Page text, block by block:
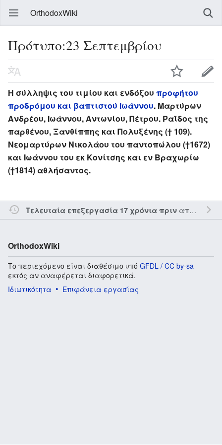
OrthodoxWiki
Πρότυπο:23 Σεπτεμβρίου
Η σύλληψις του τιμίου και ενδόξου προφήτου
προδρόμου και βαπτιστού Ιωάννου. Μαρτύρων
Ανδρέου, Ιωάννου, Αντωνίου, Πέτρου. Ραΐδος της
παρθένου, Ξανθίππης και Πολυξένης († 109).
Νεομαρτύρων Νικολάου του παντοπώλου (†1672)
και Ιωάννου του εκ Κονίτσης και εν Βραχωρίω
(†1814) αθλήσαντος.
Τελευταία επεξεργασία 17 χρόνια πριναπό τον την
OrthodoxWiki
Το περιεχόμενο είναι διαθέσιμο υπό GFDL / CC by-sa
εκτός αν αναφέρεται διαφορετικά.
Ιδιωτικότητα
Επιφάνεια εργασίας